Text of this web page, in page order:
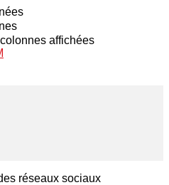
affichées
réseaux sociaux